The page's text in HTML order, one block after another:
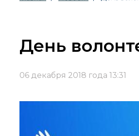
День
06 декабря 2018 года 13:31